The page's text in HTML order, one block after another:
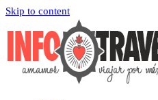
Skip to content